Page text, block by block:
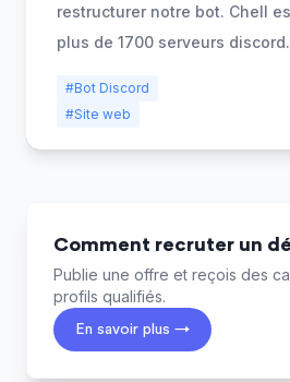
restructurer notre bot. Chell
plus de 1700 serveurs
#Bot Discord
#Site web
Comment recruter un
Publie une offre et reçois des
profils qualifiés.
En savoir plus →